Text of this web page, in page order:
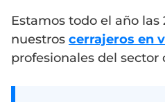
Estamos todo el año las
nuestros cerrajeros en
profesionales del sector